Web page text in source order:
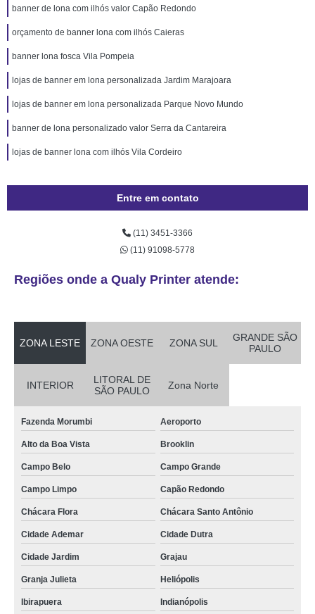
banner de lona com ilhós valor Capão Redondo
orçamento de banner lona com ilhós Caieras
banner lona fosca Vila Pompeia
lojas de banner em lona personalizada Jardim Marajoara
lojas de banner em lona personalizada Parque Novo Mundo
banner de lona personalizado valor Serra da Cantareira
lojas de banner lona com ilhós Vila Cordeiro
Entre em contato
(11) 3451-3366
(11) 91098-5778
Regiões onde a Qualy Printer atende:
ZONA LESTE ZONA OESTE ZONA SUL
GRANDE SÃO
PAULO
INTERIOR
LITORAL DE
SÃO PAULO
Zona Norte
Fazenda Morumbi Aeroporto
Alto da Boa Vista Brooklin
Campo Belo Campo Grande
Campo Limpo Capão Redondo
Chácara Flora Chácara Santo Antônio
Cidade Ademar Cidade Dutra
Cidade Jardim Grajau
Granja Julieta Heliópolis
Ibirapuera Indianópolis